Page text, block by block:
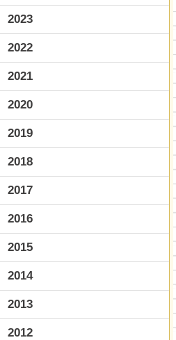
2023
2022
2021
2020
2019
2018
2017
2016
2015
2014
2013
2012